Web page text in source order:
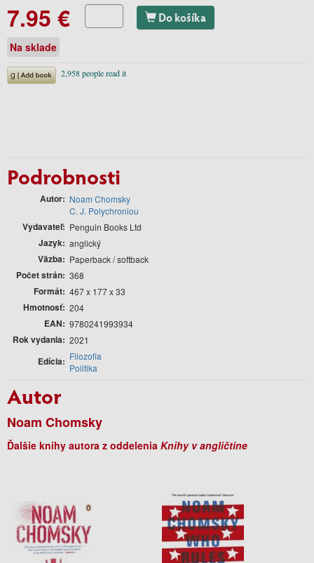
7.95 € Do košíka
Na sklade
Podrobnosti
Autor
Noam Chomsky
C. J. Polychroniou
Vydavateľ Penguin Books Ltd
Jazyk anglický
Väzba Paperback / softback
Počet strán 368
Formát 467 x 177 x 33
Hmotnosť 204
EAN 9780241993934
Rok vydania 2021
Edícia
Filozofia
Politika
Autor
Noam Chomsky
Ďalšie knihy autora z oddelenia Knihy v angličtine